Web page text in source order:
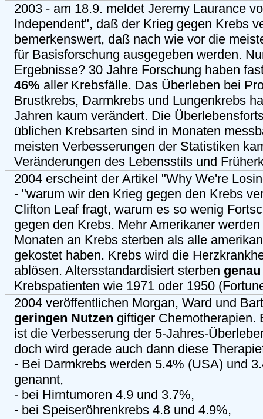
2003 - am 18.9. meldet Jeremy Laurance
Independent", daß der Krieg gegen Krebs
bemerkenswert, daß nach wie vor die
für Basisforschung ausgegeben werden.
Ergebnisse? 30 Jahre Forschung haben
46% aller Krebsfälle. Das Überleben bei
Brustkrebs, Darmkrebs und Lungenkrebs
Jahren kaum verändert. Die
üblichen Krebsarten sind in Monaten
meisten Verbesserungen der Statistiken
Veränderungen des Lebensstils und
2004 erscheint der Artikel "Why We're
- "warum wir den Krieg gegen den Krebs
Clifton Leaf fragt, warum es so wenig
gegen den Krebs. Mehr Amerikaner
Monaten an Krebs sterben als alle
gekostet haben. Krebs wird die
ablösen. Altersstandardisiert sterben
Krebspatienten wie 1971 oder 1950
2004 veröffentlichen Morgan, Ward und
geringen Nutzen giftiger Chemotherapien.
ist die Verbesserung der 5-Jahres-
doch wird gerade auch dann diese
- Bei Darmkrebs werden 5.4% (USA) und
genannt,
- bei Hirntumoren 4.9 und 3.7%,
- bei Speiseröhrenkrebs 4.8 und 4.9%,